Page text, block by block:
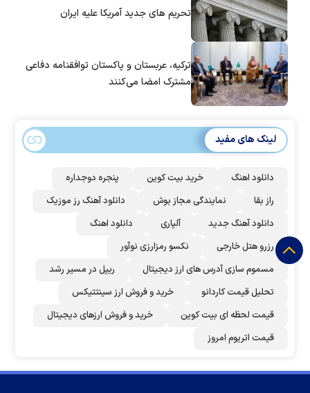
تحریم های جدید آمریکا علیه ایران
ترکیه، عربستان و پاکستان توافقنامه دفاعی
مشترک امضا می‌کنند
لینک های مفید
دانلود اهنگ خرید بیت کوین
پنجره دوجداره
راز بقا
نمایندگی مجاز بوش
دانلود آهنگ رز‌ موزیک
دانلود آهنگ جدید
آلپاری
دانلود اهنگ
رزرو هتل خارجی
نکسو رمزارزی نوآور
مسموم سازی آدرس های ارز دیجیتال
ریپل در مسیر رشد
تحلیل قیمت کاردانو
خرید و فروش ارز سینتتیکس
قیمت لحظه ای بیت کوین
خرید و فروش ارزهای دیجیتال
قیمت اتریوم امروز